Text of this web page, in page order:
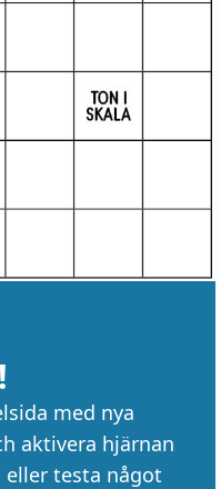
med nya
aktivera hjärnan
testa något